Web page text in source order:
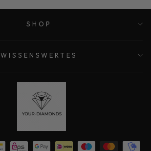
SHOP
WISSENSWERTES